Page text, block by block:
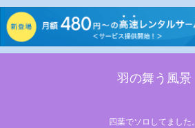
羽の舞う風景
四葉でソロしてました。